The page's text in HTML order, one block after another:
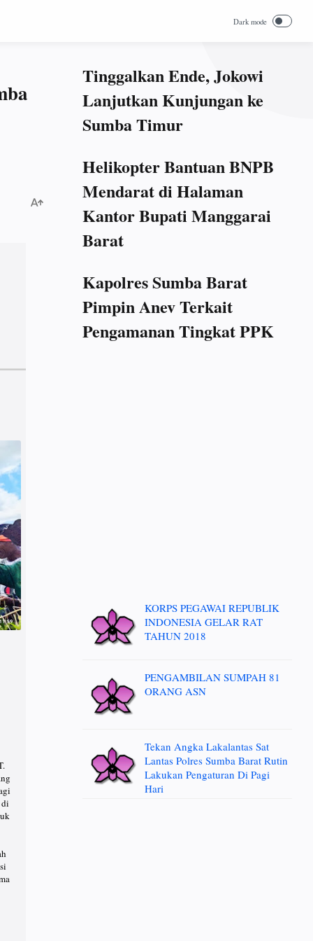
Tinggalkan Ende, Jokowi
Lanjutkan Kunjungan ke
Sumba Timur
Helikopter Bantuan BNPB
Mendarat di Halaman
Kantor Bupati Manggarai
Barat
Kapolres Sumba Barat
Pimpin Anev Terkait
Pengamanan Tingkat PPK
KORPS PEGAWAI REPUBLIK
INDONESIA GELAR RAT
TAHUN 2018
PENGAMBILAN SUMPAH 81
ORANG ASN
Tekan Angka Lakalantas Sat
Lantas Polres Sumba Barat Rutin
Lakukan Pengaturan Di Pagi
Hari